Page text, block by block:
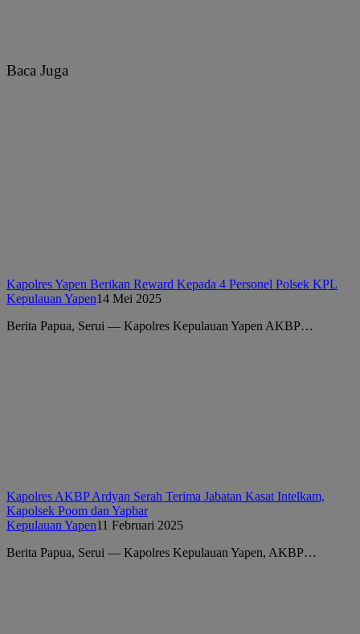
Baca Juga
Kapolres Yapen Berikan Reward Kepada 4 Personel Polsek KPL
Kepulauan Yapen14 Mei 2025
Berita Papua, Serui — Kapolres Kepulauan Yapen AKBP…
Kapolres AKBP Ardyan Serah Terima Jabatan Kasat Intelkam,
Kapolsek Poom dan Yapbar
Kepulauan Yapen11 Februari 2025
Berita Papua, Serui — Kapolres Kepulauan Yapen, AKBP…